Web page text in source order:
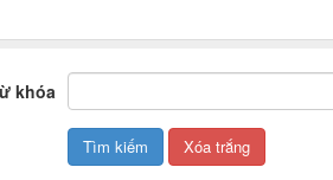
khóa